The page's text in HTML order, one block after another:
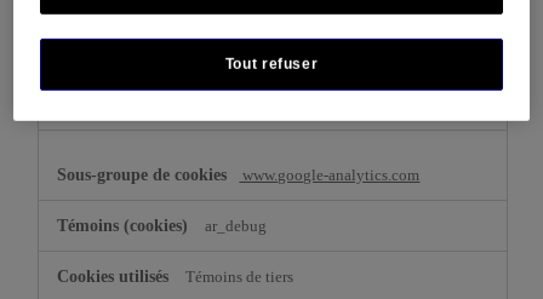
Témoins de tiers
www.google-analytics.com
ar_debug
Témoins de tiers
Tout refuser